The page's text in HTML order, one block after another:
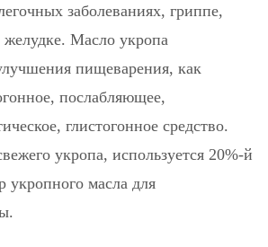
заболеваниях, гриппе,
желудке. Масло укропа
пищеварения, как
послабляющее,
глистогонное средство.
укропа, используется 20%-й
укропного масла для